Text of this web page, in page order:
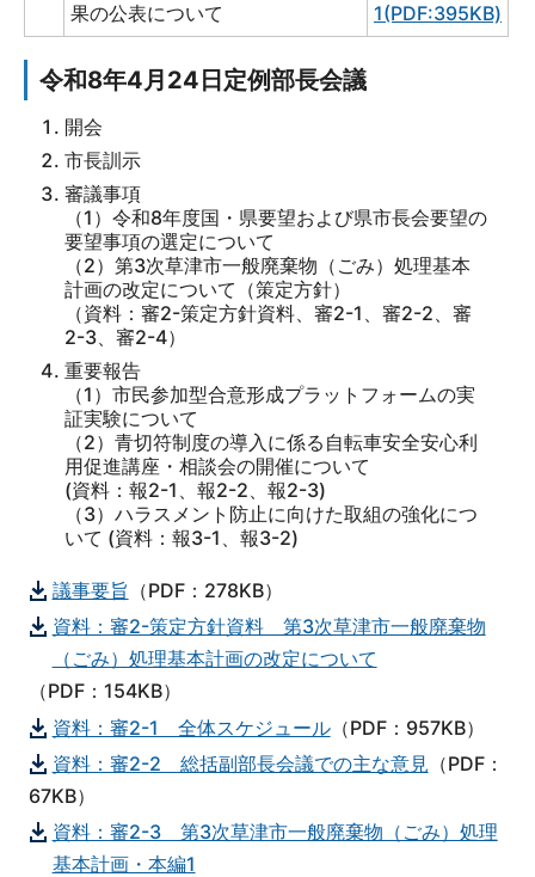
果の公表について
1(PDF:395KB)
令和8年4月24日定例部長会議
開会
市長訓示
審議事項
（1）令和8年度国・県要望および県市長会要望の
要望事項の選定について
（2）第3次草津市一般廃棄物（ごみ）処理基本
計画の改定について（策定方針）
（資料：審2-策定方針資料、審2-1、審2-2、審
2-3、審2-4）
重要報告
（1）市民参加型合意形成プラットフォームの実
証実験について
（2）青切符制度の導入に係る自転車安全安心利
用促進講座・相談会の開催について
(資料：報2-1、報2-2、報2-3)
（3）ハラスメント防止に向けた取組の強化につ
いて (資料：報3-1、報3-2)
議事要旨 （PDF：278KB）
資料：審2-策定方針資料 第3次草津市一般廃棄物
（ごみ）処理基本計画の改定について
（PDF：154KB）
資料：審2-1 全体スケジュール（PDF：957KB）
資料：審2-2 総括副部長会議での主な意見 （PDF：
67KB）
資料：審2-3 第3次草津市一般廃棄物（ごみ）処理
基本計画・本編1